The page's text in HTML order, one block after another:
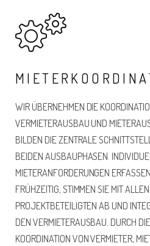
WIR ÜBERNEHMEN DIE
VERMIETERAUSBAU UND
BILDEN DIE ZENTRALE
BEIDEN AUSBAUPHASEN.
MIETERANFORDERUNGEN
FRÜHZEITIG, STIMMEN SIE MIT ALLEN
PROJEKTBETEILIGTEN AB UND
DEN VERMIETERAUSBAU. DURCH
KOORDINATION VON VERMIETER,